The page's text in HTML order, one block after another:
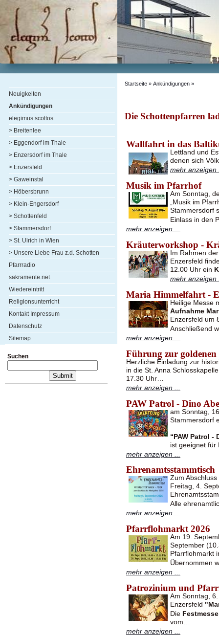
Neuigkeiten
Ankündigungen
elegimus scottos
> Breitenlee
> Eggendorf im Thale
> Enzersdorf im Thale
> Enzersfeld
> Gaweinstal
> Höbersbrunn
> Klein-Engersdorf
> Schottenfeld
> Stammersdorf
> St. Ulrich in Wien
> Unsere Liebe Frau z.d. Schotten
Pfarrradio
sakramente.net
Wiedereintritt
Religionsunterricht
Kontakt Impressum
Datenschutz
Sitemap
Suchen
Startseite » Ankündigungen »
Die Schottenpfarren
Wallfahrt in das
Lettland und
denen sich
mehr anzeigen
Musik im Pfarrhof
Am Sonntag,
„Musik im
Stammersdorf
Einlass in den
mehr anzeigen ...
Kräuterworkshop -
Im Rahmen
Enzersfeld
12.00 Uhr ein
mehr anzeigen
Maria Himmelfahrt -
Heilige Messe
Aufnahme
Enzersfeld um
Anschließend
mehr anzeigen ...
Führung zur goldenen
Herzliche Einladung zur
in die St. Anna
17.30 Uhr…
mehr anzeigen ...
PAW Patrol - Dino
am Sonntag,
Stammersdorf
“PAW Patrol -
ist geeignet
mehr anzeigen ...
Ehrenamtsstammtisch
Zum
Freitag, 4.
Alle
mehr anzeigen ...
Pfarrflohmarkt 2026
Am 19.
September
Pfarrflohmarkt
Übernommen
mehr anzeigen ...
Patrozinium und
Am Sonntag,
Enzersfeld
Die Festmesse
vom…
mehr anzeigen ...